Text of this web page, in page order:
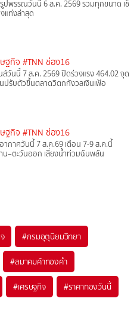
ปพรรณวันนี้ 6 ส.ค. 2569 รวมทุกขนาด เช็
แท่งล่าสุด
ฐกิจ #TNN ช่อง16
ส์วันนี้ 7 ส.ค. 2569 ปิดร่วงแรง 464.02 จุด
ปรับตัวขึ้นตลาดวิตกกังวลเงินเฟ้อ
ฐกิจ #TNN ช่อง16
กาศวันนี้ 7 ส.ค.69 เตือน 7-9 ส.ค.นี้
น–ตะวันออก เสี่ยงน้ำท่วมฉับพลัน
#กรมอุตุนิยมวิทยา
#สมาคมค้าทองคำ
#เศรษฐกิจ #ราคาทองวันนี้